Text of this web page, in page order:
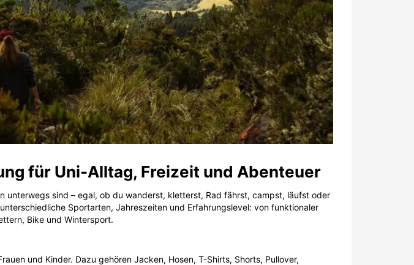
für Uni-Alltag, Freizeit und Abenteuer
sind – egal, ob du wanderst, kletterst, Rad fährst, campst, läufst oder
Sportarten, Jahreszeiten und Erfahrungslevel: von funktionaler
Bike und Wintersport.
und Kinder. Dazu gehören Jacken, Hosen, T-Shirts, Shorts, Pullover,